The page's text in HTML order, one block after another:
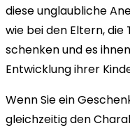
diese unglaubliche
wie bei den Eltern,
schenken und es
Entwicklung ihrer
Wenn Sie ein
gleichzeitig den